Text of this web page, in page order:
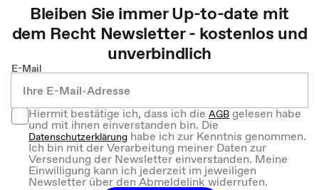
Bleiben Sie immer Up-to-date mit
dem Recht Newsletter - kostenlos und
unverbindlich
E-Mail
Hiermit bestätige ich, dass ich dieAGBgelesen habe
und mit ihnen einverstanden bin. Die
Datenschutzerklärung habe ich zur Kenntnis genommen.
Ich bin mit der Verarbeitung meiner Daten zur
Versendung der Newsletter einverstanden. Meine
Einwilligung kann ich jederzeit im jeweiligen
Newsletter über den Abmeldelink widerrufen.